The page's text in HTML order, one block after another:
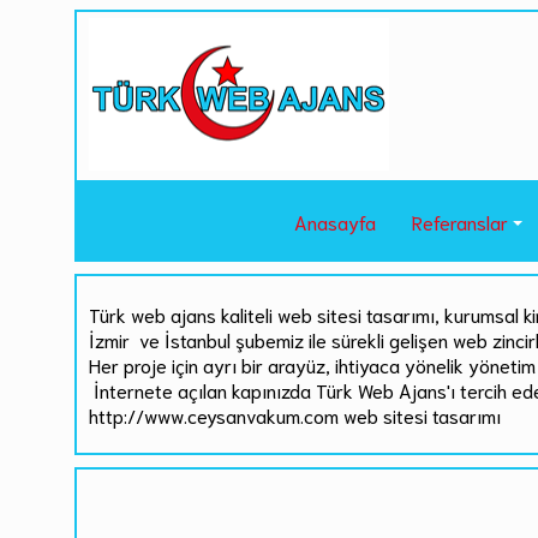
Anasayfa Referanslar
Türk web ajans kaliteli web sitesi tasarımı, kurumsal
İzmir ve İstanbul şubemiz ile sürekli gelişen web
Her proje için ayrı bir arayüz, ihtiyaca yönelik
İnternete açılan kapınızda Türk Web Ajans'ı tercih
http://www.ceysanvakum.com web sitesi tasarımı